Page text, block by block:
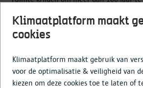
is. Grote bomen geven meer schaduw
verkoeling op hete dagen. Ze zorgen
aan een beter klimaat én een leefbare
Klimaatplatform maakt
cookies
Klimaatplatform maakt gebruik van
voor de optimalisatie & veiligheid van
kiezen om deze cookies toe te laten of